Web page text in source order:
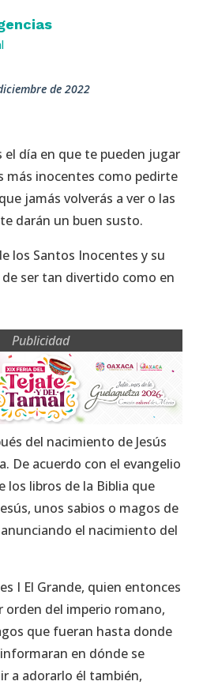
de 2022
el día en que te pueden jugar
más inocentes como pedirte
jamás volverás a ver o las
darán un buen susto.
los Santos Inocentes y su
ser tan divertido como en
Publicidad
del nacimiento de Jesús
De acuerdo con el evangelio
los libros de la Biblia que
unos sabios o magos de
el nacimiento del
I El Grande, quien entonces
orden del imperio romano,
que fueran hasta donde
informaran en dónde se
a adorarlo él también,